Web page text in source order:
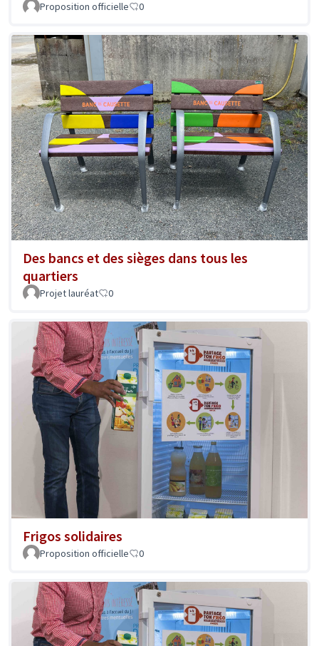
Proposition officielle 0
Des bancs et des sièges dans tous les
quartiers
Projet lauréat 0
Frigos solidaires
Proposition officielle 0